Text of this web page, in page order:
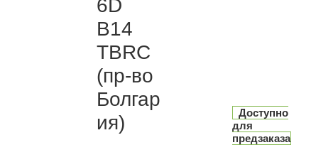
6D
B14
TBRC
(пр-во
Болгар
ия)
Доступно
для
предзаказа